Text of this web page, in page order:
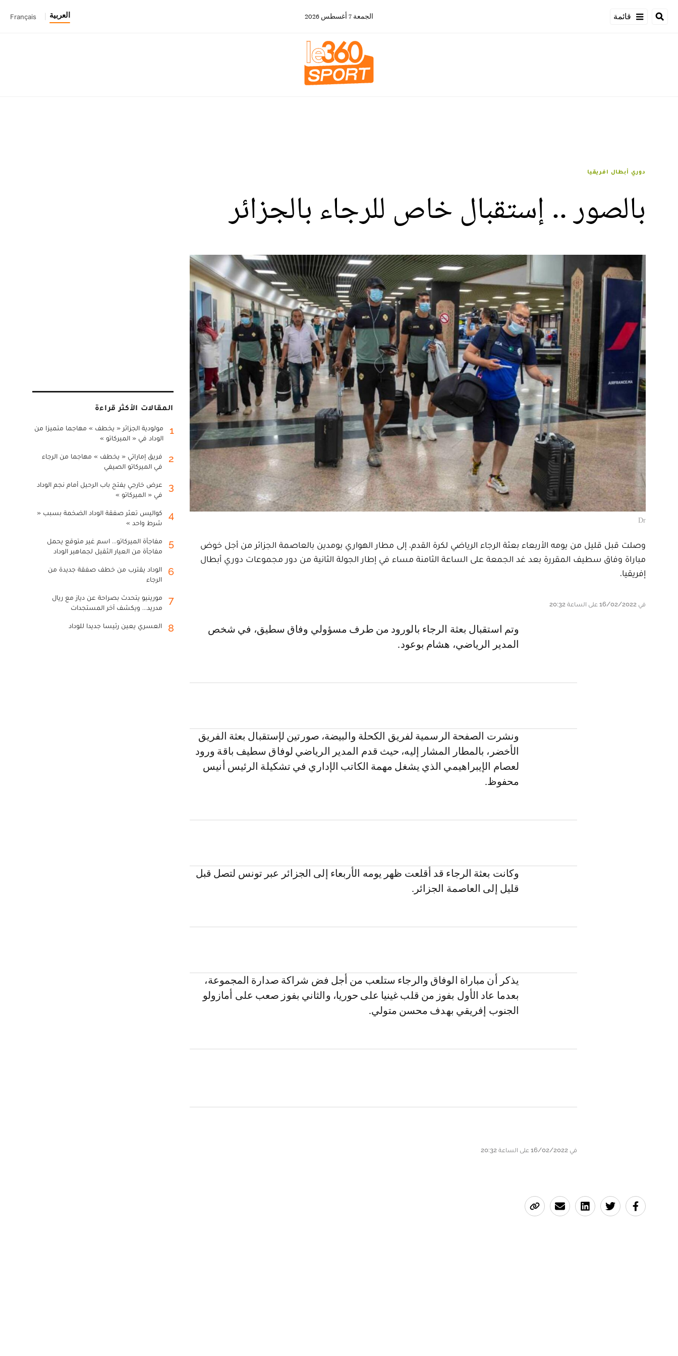
قائمة الجمعة 7 أغسطس 2026 العربية Français
دوري أبطال افريقيا
بالصور .. إستقبال خاص للرجاء بالجزائر
Dr
وصلت قبل قليل من يومه الأربعاء بعثة الرجاء الرياضي لكرة القدم، إلى مطار الهواري بومدين بالعاصمة الجزائر من أجل خوض
مباراة وفاق سطيف المقررة بعد غد الجمعة على الساعة الثامنة مساء في إطار الجولة الثانية من دور مجموعات دوري أبطال
إفريقيا.
في 16/02/2022 على الساعة 20:32
وتم استقبال بعثة الرجاء بالورود من طرف مسؤولي وفاق سطيق، في شخص
المدير الرياضي، هشام بوعود.
ونشرت الصفحة الرسمية لفريق الكحلة والبيضة، صورتين لإستقبال بعثة الفريق
الأخضر، بالمطار المشار إليه، حيث قدم المدير الرياضي لوفاق سطيف باقة ورود
لعصام الإيبراهيمي الذي يشغل مهمة الكاتب الإداري في تشكيلة الرئيس أنيس
محفوظ.
وكانت بعثة الرجاء قد أقلعت ظهر يومه الأربعاء إلى الجزائر عبر تونس لتصل قبل
قليل إلى العاصمة الجزائر.
يذكر أن مباراة الوفاق والرجاء ستلعب من أجل فض شراكة صدارة المجموعة،
بعدما عاد الأول بفوز من قلب غينيا على حوريا، والثاني بفوز صعب على أمازولو
الجنوب إفريقي بهدف محسن متولي.
في 16/02/2022 على الساعة 20:32
المقالات الأكثر قراءة
1
مولودية الجزائر « يخطف » مهاجما متميزا من
الوداد في « الميركاتو »
2
فريق إماراتي « يخطف » مهاجما من الرجاء
في الميركاتو الصيفي
3
عرض خارجي يفتح باب الرحيل أمام نجم الوداد
في « الميركاتو »
4
كواليس تعثر صفقة الوداد الضخمة بسبب «
شرط واحد »
5
مفاجأة الميركاتو... اسم غير متوقع يحمل
مفاجأة من العيار الثقيل لجماهير الوداد
6
الوداد يقترب من خطف صفقة جديدة من
الرجاء
7
مورينيو يتحدث بصراحة عن دياز مع ريال
مدريد... ويكشف آخر المستجدات
8 العسري يعين رئيسا جديدا للوداد